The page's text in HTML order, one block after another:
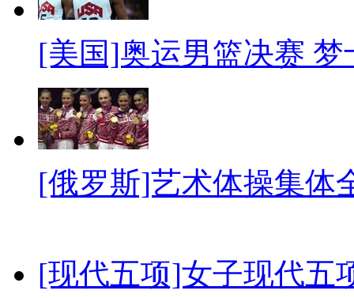
[美国]奥运男篮决赛
[俄罗斯]艺术体操集体
[现代五项]女子现代五